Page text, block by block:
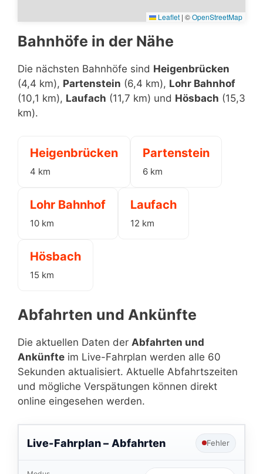
Leaflet | ©OpenStreetMap
Bahnhöfe in der Nähe
Die nächsten Bahnhöfe sind Heigenbrücken
(4,4 km), Partenstein (6,4 km), Lohr Bahnhof
(10,1 km), Laufach (11,7 km) und Hösbach (15,3
km).
Heigenbrücken
4 km
Partenstein
6 km
Lohr Bahnhof
10 km
Laufach
12 km
Hösbach
15 km
Abfahrten und Ankünfte
Die aktuellen Daten der Abfahrten und
Ankünfte im Live-Fahrplan werden alle 60
Sekunden aktualisiert. Aktuelle Abfahrtszeiten
und mögliche Verspätungen können direkt
online eingesehen werden.
Live-Fahrplan – Abfahrten Fehler